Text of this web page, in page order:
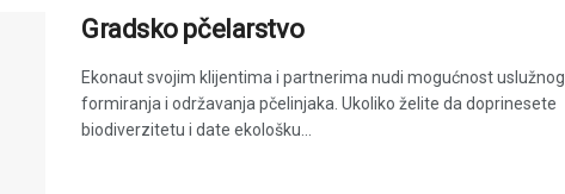
Gradsko pčelarstvo
Ekonaut svojim klijentima i partnerima nudi mogućnost uslužnog
formiranja i održavanja pčelinjaka. Ukoliko želite da doprinesete
biodiverzitetu i date ekološku...